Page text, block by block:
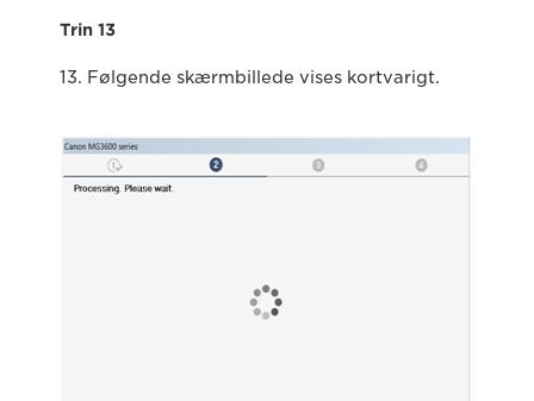
Trin 13
13. Følgende skærmbillede vises kortvarigt.